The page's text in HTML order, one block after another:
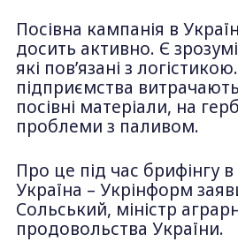
Посівна кампанія в
досить активно. Є
які пов’язані з
підприємства
посівні матеріали, на
проблеми з паливом.
Про це під час брифінгу
Україна – Укрінформ
Сольський, міністр
продовольства України.